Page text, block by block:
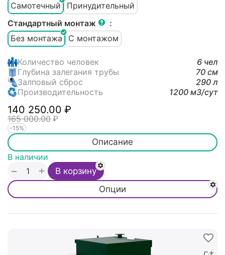
Самотечный
Принудительный
Стандартный монтаж
:
Без монтажа
С монтажом
Количество человек
6 чел
Глубина залегания трубы
70 см
Залповый сброс
290 л
Производительность
1200 м3/cут
140 250.00 ₽
165 000.00 ₽
-15%
Описание
Опции
В наличии
+
− В корзину